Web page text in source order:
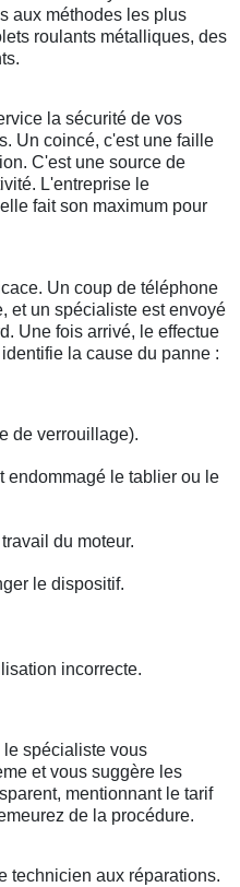
aux méthodes les plus
roulants métalliques, des
la sécurité de vos
Un coincé, c'est une faille
C'est une source de
L'entreprise le
fait son maximum pour
Un coup de téléphone
et un spécialiste est envoyé
Une fois arrivé, le effectue
la cause du panne :
de verrouillage).
endommagé le tablier ou le
du moteur.
le dispositif.
incorrecte.
le spécialiste vous
et vous suggère les
mentionnant le tarif
de la procédure.
technicien aux réparations.